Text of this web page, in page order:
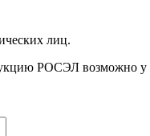
лиц.
РОСЭЛ возможно у